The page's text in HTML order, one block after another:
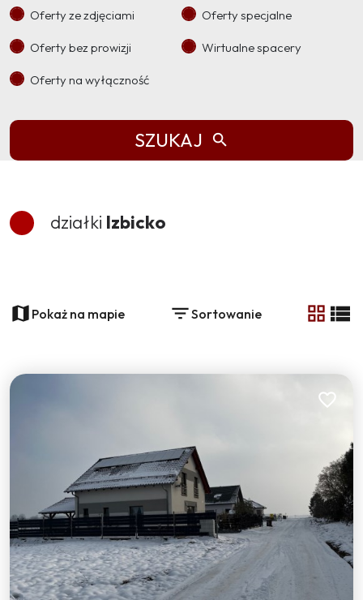
Oferty ze zdjęciami
Oferty specjalne
Oferty bez prowizji Wirtualne spacery
Oferty na wyłączność
SZUKAJ
działki Izbicko
−Pokaż na mapie Sortowanie
tabela
Dodaj